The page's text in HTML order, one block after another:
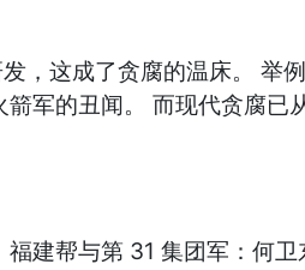
，这成了贪腐的温床。
军的丑闻。 而现代贪腐
建帮与第 31 集团军：何